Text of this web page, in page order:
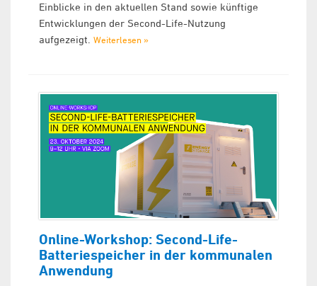
Einblicke in den aktuellen Stand sowie künftige
Entwicklungen der Second-Life-Nutzung
aufgezeigt. Weiterlesen »
Online-Workshop: Second-Life-
Batteriespeicher in der kommunalen
Anwendung